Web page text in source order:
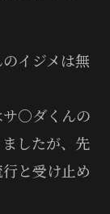
イジメは無
〇ダくんの
したが、先
と受け止め